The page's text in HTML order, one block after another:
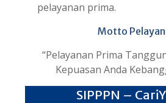
pelayanan prima.
Motto
“Pelayanan Prima
Kepuasan Anda
SIPPPN –